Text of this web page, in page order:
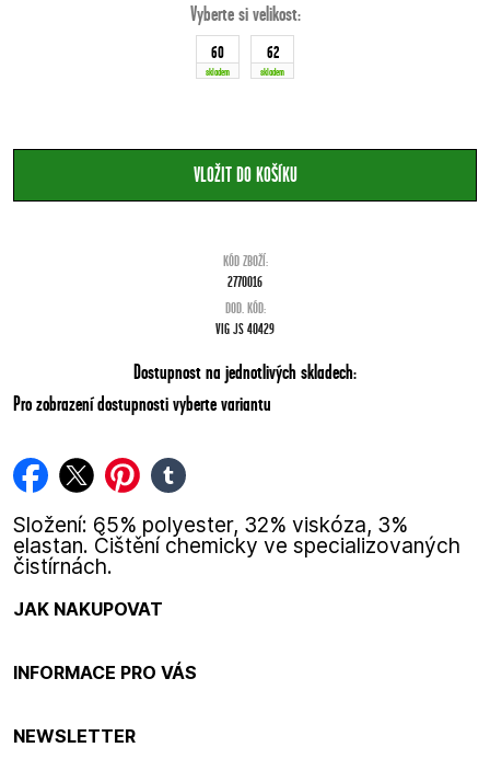
Vyberte si velikost:
60
skladem
62
skladem
KÓD ZBOŽÍ:
2770016
DOD. KÓD:
VIG JS 40429
Dostupnost na jednotlivých skladech:
Pro zobrazení dostupnosti vyberte variantu
facebook
twitterpinterest
tumblr
Složení: 65% polyester, 32% viskóza, 3%
elastan. Čištění chemicky ve specializovaných
čistírnách.
JAK NAKUPOVAT
INFORMACE PRO VÁS
NEWSLETTER